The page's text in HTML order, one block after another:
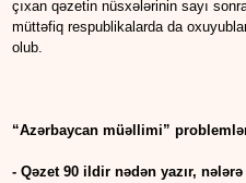
çıxan qəzetin nüsxələrinin sayı
müttəfiq respublikalarda da
olub.
“Azərbaycan müəllimi”
- Qəzet 90 ildir nədən yazır,